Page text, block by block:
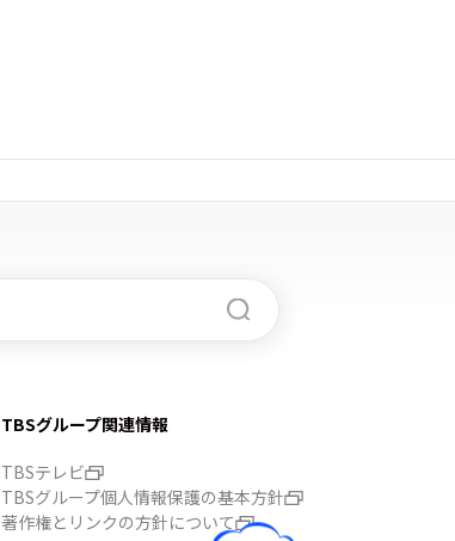
TBSグループ関連情報
TBSテレビ
TBSグループ個人情報保護の基本方針
著作権とリンクの方針について